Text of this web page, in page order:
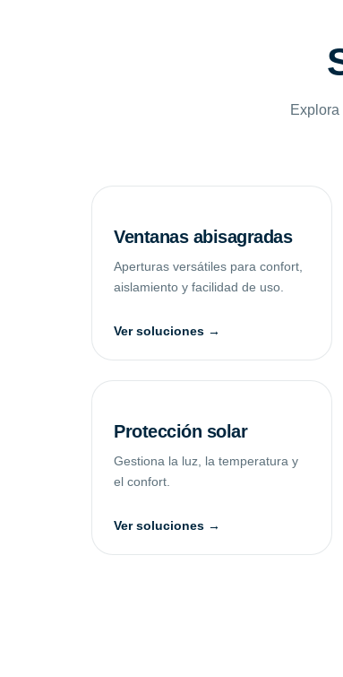
Ventanas abisagradas
Aperturas versátiles para confort,
aislamiento y facilidad de uso.
Ver soluciones →
Protección solar
Gestiona la luz, la temperatura y
el confort.
Ver soluciones →